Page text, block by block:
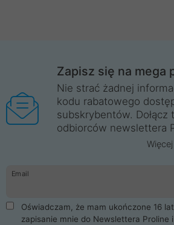
Zapisz się na mega
Nie strać żadnej
kodu rabatowego
subskrybentów. Dołącz
odbiorców newslettera
Email
Oświadczam, że mam ukończone 16
zapisanie mnie do Newslettera Proline